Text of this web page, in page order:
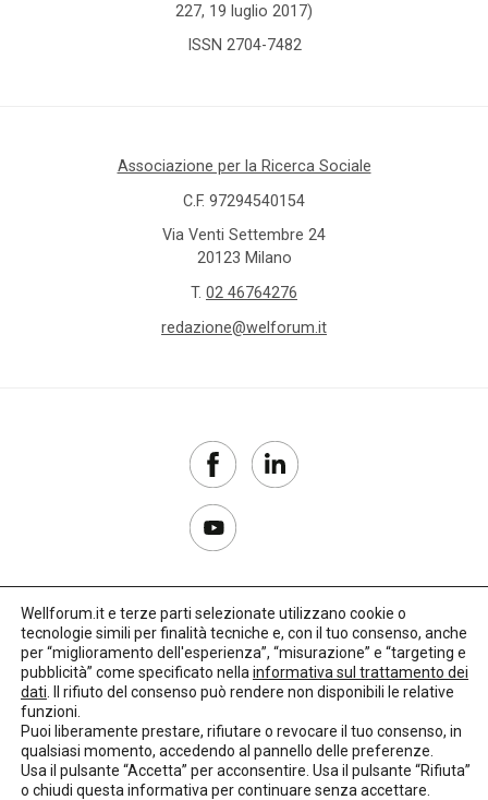
227, 19 luglio 2017)
ISSN 2704-7482
Associazione per la Ricerca Sociale
C.F. 97294540154
Via Venti Settembre 24
20123 Milano
T. 02 46764276
redazione@welforum.it
Copyright 2017–2026
Privacy Policy
Credits: LO Studio
Wellforum.it e terze parti selezionate utilizzano cookie o
tecnologie simili per finalità tecniche e, con il tuo consenso, anche
per “miglioramento dell'esperienza”, “misurazione” e “targeting e
pubblicità” come specificato nella informativa sul trattamento dei
dati . Il rifiuto del consenso può rendere non disponibili le relative
funzioni.
Puoi liberamente prestare, rifiutare o revocare il tuo consenso, in
qualsiasi momento, accedendo al pannello delle preferenze.
Usa il pulsante “Accetta” per acconsentire. Usa il pulsante “Rifiuta”
o chiudi questa informativa per continuare senza accettare.